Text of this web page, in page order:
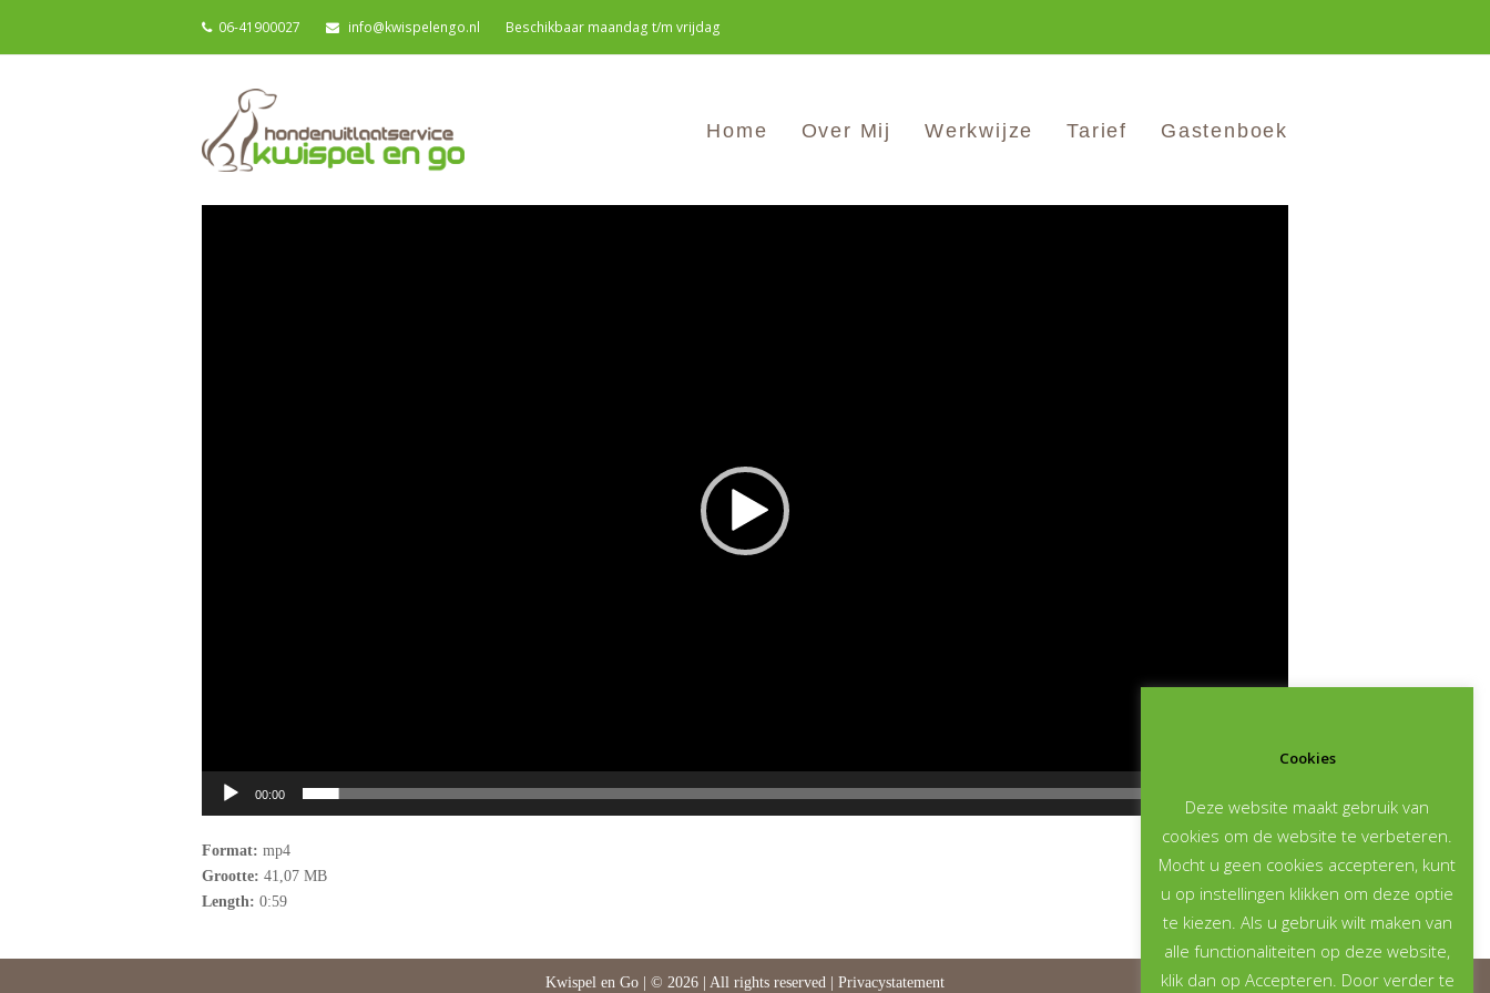
06-41900027 info@kwispelengo.nl Beschikbaar maandag t/m vrijdag
Home Over Mij Werkwijze Tarief Gastenboek
00:00
Format: mp4
Grootte: 41,07 MB
Length: 0:59
Kwispel en Go | © 2026 | All rights reserved | Privacystatement
Cookies
Deze website maakt gebruik van
cookies om de website te verbeteren.
Mocht u geen cookies accepteren, kunt
u op instellingen klikken om deze optie
te kiezen. Als u gebruik wilt maken van
alle functionaliteiten op deze website,
klik dan op Accepteren. Door verder te